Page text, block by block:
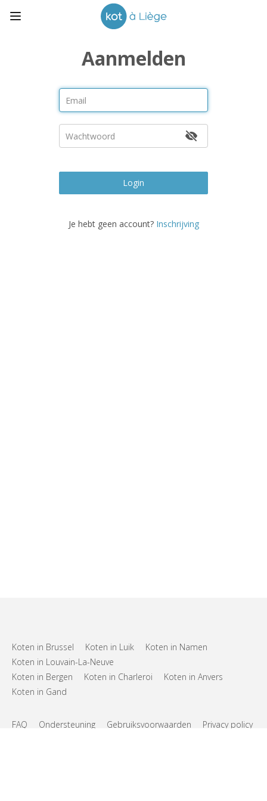
Aanmelden
Login
Je hebt geen account? Inschrijving
Koten in Brussel Koten in Luik
Koten in Namen
Koten in Louvain-La-Neuve
Koten in Bergen
Koten in Charleroi
Koten in Anvers
Koten in Gand
FAQ Ondersteuning Gebruiksvoorwaarden Privacy policy